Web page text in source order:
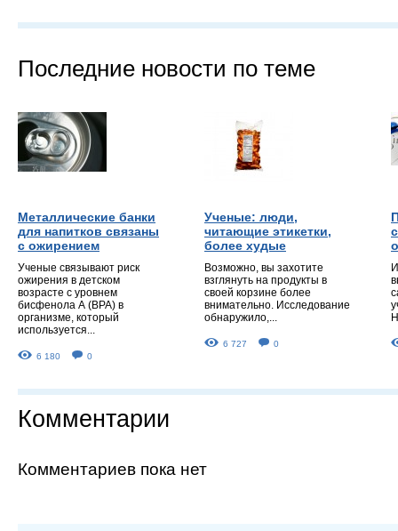
Последние новости по теме
Металлические банки
для напитков связаны
с ожирением
Ученые связывают риск
ожирения в детском
возрасте с уровнем
бисфенола А (ВРА) в
организме, который
используется...
6 180 0
Ученые: люди,
читающие этикетки,
более худые
Возможно, вы захотите
взглянуть на продукты в
своей корзине более
внимательно. Исследование
обнаружило,...
6 727 0
Комментарии
Комментариев пока нет